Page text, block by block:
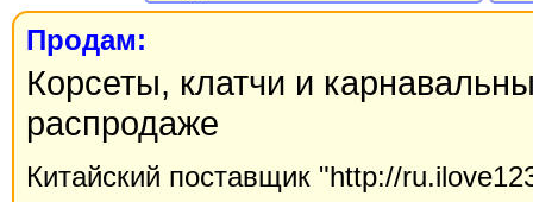
Продам:
Корсеты, клатчи и
распродаже
Китайский поставщик "http://